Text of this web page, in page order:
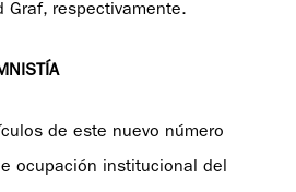
Graf, respectivamente.
de este nuevo número
ocupación institucional del